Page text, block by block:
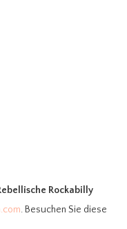
Rockabilly
. Besuchen Sie diese